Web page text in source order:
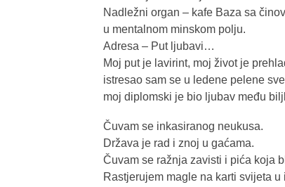
Nadležni organ – kafe Baza sa
u mentalnom minskom polju.
Adresa – Put ljubavi…
Moj put je lavirint, moj život je
istresao sam se u ledene pelene
moj diplomski je bio ljubav među
Čuvam se inkasiranog neukusa.
Država je rad i znoj u gaćama.
Čuvam se ražnja zavisti i pića koja
Rastjerujem magle na karti svijeta